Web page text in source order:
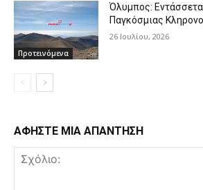
Προτεινόμενα
Όλυμπος:
Παγκόσμιας
26 Ιουλίου, 2026
ΑΦΗΣΤΕ ΜΙΑ ΑΠΑΝΤΗΣΗ